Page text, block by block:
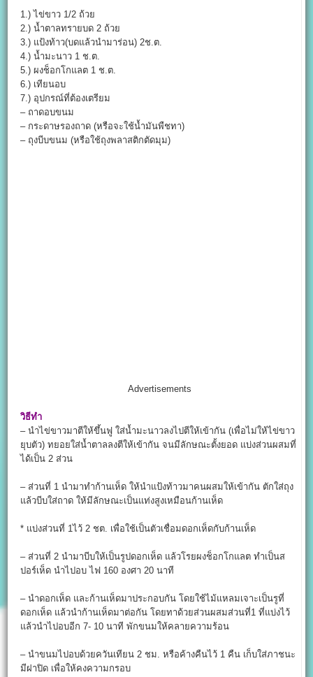
1.) ไข่ขาว 1/2 ถ้วย
2.) น้ำตาลทรายบด 2 ถ้วย
3.) แป้งท้าว(บดแล้วนำมาร่อน) 2ช.ต.
4.) น้ำมะนาว 1 ช.ต.
5.) ผงช็อกโกแลต 1 ช.ต.
6.) เทียนอบ
7.) อุปกรณ์ที่ต้องเตรียม
– ถาดอบขนม
– กระดาษรองถาด (หรือจะใช้น้ำมันพืชทา)
– ถุงบีบขนม (หรือใช้ถุงพลาสติกตัดมุม)
Advertisements
วิธีทำ
– นำไข่ขาวมาตีให้ขึ้นฟู ใส่น้ำมะนาวลงไปตีให้เข้ากัน (เพื่อไม่ให้ไข่ขาว
ยุบตัว) ทยอยใส่น้ำตาลลงตีให้เข้ากัน จนมีลักษณะตั้งยอด แบ่งส่วนผสมที่
ได้เป็น 2 ส่วน
– ส่วนที่ 1 นำมาทำก้านเห็ด ให้นำแป้งท้าวมาคนผสมให้เข้ากัน ตักใส่ถุง
แล้วบีบใส่ถาด ให้มีลักษณะเป็นแท่งสูงเหมือนก้านเห็ด
* แบ่งส่วนที่ 1ไว้ 2 ชต. เพื่อใช้เป็นตัวเชื่อมดอกเห็ดกับก้านเห็ด
– ส่วนที่ 2 นำมาบีบให้เป็นรูปดอกเห็ด แล้วโรยผงช็อกโกแลต ทำเป็นส
ปอร์เห็ด นำไปอบ ไฟ 160 องศา 20 นาที
– นำดอกเห็ด และก้านเห็ดมาประกอบกัน โดยใช้ไม้แหลมเจาะเป็นรูที่
ดอกเห็ด แล้วนำก้านเห็ดมาต่อกัน โดยทาด้วยส่วนผสมส่วนที่1 ที่แบ่งไว้
แล้วนำไปอบอีก 7- 10 นาที พักขนมให้คลายความร้อน
– นำขนมไปอบด้วยควันเทียน 2 ชม. หรือค้างคืนไว้ 1 คืน เก็บใส่ภาชนะ
มีฝาปิด เพื่อให้คงความกรอบ